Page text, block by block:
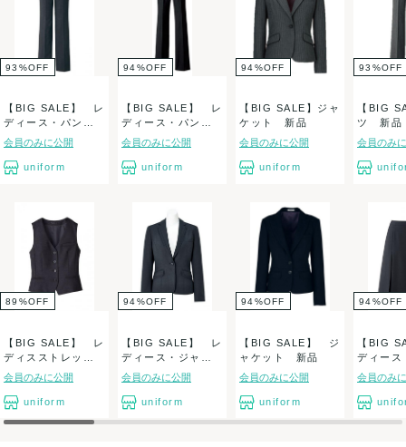
93 %OFF
【BIG SALE】 レ
ディース・パン
ツ 新品
会員のみに公開
uniform
94%OFF
【BIG SALE】 レ
ディース・パン
ツ 新品
会員のみに公開
uniform
94%OFF
【BIG SALE】ジャ
ケット 新品
会員のみに公開
uniform
93 %OFF
【BIG
ツ 新品
会員のみ
89 %OFF
【BIG SALE】 レ
ディスストレッチ
ベスト 新...
会員のみに公開
uniform
94%OFF
【BIG SALE】 レ
ディース・ジャケ
ット 新品
会員のみに公開
uniform
94%OFF
【BIG SALE】 ジ
ャケット 新品
会員のみに公開
uniform
94%OFF
【BIG
ディース
ツスカ
会員のみ